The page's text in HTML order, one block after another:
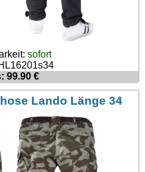
sofort
99.90 €
Lando Länge 34